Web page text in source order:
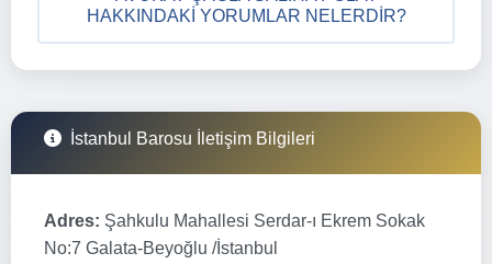
HAKKINDAKI YORUMLAR NELERDIR?
İstanbul Barosu İletişim Bilgileri
Adres: Şahkulu Mahallesi Serdar-ı Ekrem Sokak
No:7 Galata-Beyoğlu /İstanbul